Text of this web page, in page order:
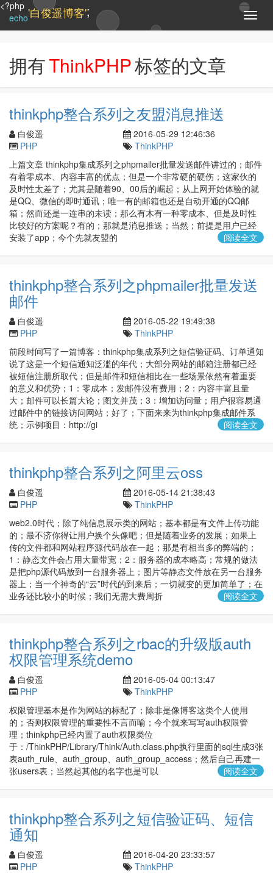
T
o
t
i
o
<?php
echo'白俊遥博客';
拥有ThinkPHP标签的文章
thinkphp整合系列之友盟消息推送
白俊遥
2016-05-29 12:46:36
PHP
ThinkPHP
上篇文章 thinkphp集成系列之phpmailer批量发送邮件讲过的；邮件
有着零成本、内容丰富的优点；但是一个非常硬的硬伤；这家伙的
及时性太差了；尤其是随着90、00后的崛起；从上网开始体验的就
是QQ、微信的即时通讯；唯一有的邮箱也还是自动开通的QQ邮
箱；然而还是一连串的未读；那么有木有一种零成本、但是及时性
比较好的方案呢？有的；那就是消息推送；当然；前提是用户已经
安装了app；今个先就友盟的
阅读全文
thinkphp整合系列之phpmailer批量发送
邮件
白俊遥
2016-05-22 19:49:38
PHP
ThinkPHP
前段时间写了一篇博客：thinkphp集成系列之短信验证码、订单通知
说了这是一个短信通知泛滥的年代；大部分网站的邮箱注册都已经
被短信注册所取代；但是邮件和短信相比在一些场景依然有着重要
的意义和优势；1：零成本；发邮件没有费用；2：内容丰富且量
大；邮件可以长篇大论；图文并茂；3：增加访问量；用户很容易通
过邮件中的链接访问网站；好了；下面来来为thinkphp集成邮件系
统；示例项目：http://gi
阅读全文
thinkphp整合系列之阿里云oss
白俊遥
2016-05-14 21:38:43
PHP
ThinkPHP
web2.0时代；除了纯信息展示类的网站；基本都是有文件上传功能
的；最不济你得让用户换个头像吧；但是随着业务的发展；如果上
传的文件都和网站程序源代码放在一起；那是有相当多的弊端的；
1：静态文件会占用大量带宽；2：服务器的成本略高；常规的做法
是把php源代码放到一台服务器上；图片等静态文件放在另一台服务
器上；当一个神奇的“云”时代的到来后；一切就变的更加简单了；在
业务还比较小的时候；我们无需大费周折
阅读全文
thinkphp整合系列之rbac的升级版auth
权限管理系统demo
白俊遥
2016-05-04 00:13:47
PHP
ThinkPHP
权限管理基本是作为网站的标配了；除非是像博客这类个人使用
的；否则权限管理的重要性不言而喻；今个就来写写auth权限管
理；thinkphp已经内置了auth权限类位
于：/ThinkPHP/Library/Think/Auth.class.php执行里面的sql生成3张
表auth_rule、auth_group、auth_group_access；然后自己再建一
张users表；当然起其他的名字也是可以
阅读全文
thinkphp整合系列之短信验证码、短信
通知
白俊遥
2016-04-20 23:33:57
PHP
ThinkPHP